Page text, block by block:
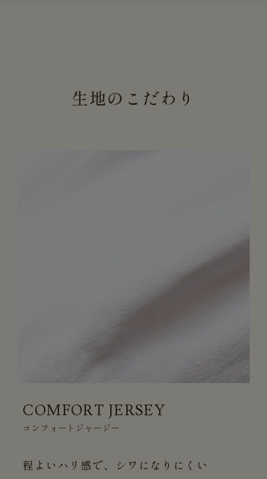
生地のこだわり
COMFORT JERSEY
コンフォートジャージー
程よいハリ感で、シワになりにくい